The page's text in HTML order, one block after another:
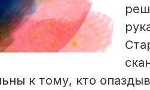
к тому, кто